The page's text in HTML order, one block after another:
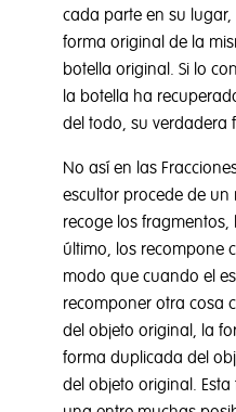
cada parte en su
forma original de la
botella original. Si lo
la botella ha
del todo, su verdadera
No así en las
escultor procede de un
recoge los fragmentos,
último, los recompone
modo que cuando el
recomponer otra cosa
del objeto original, la
forma duplicada del
del objeto original.